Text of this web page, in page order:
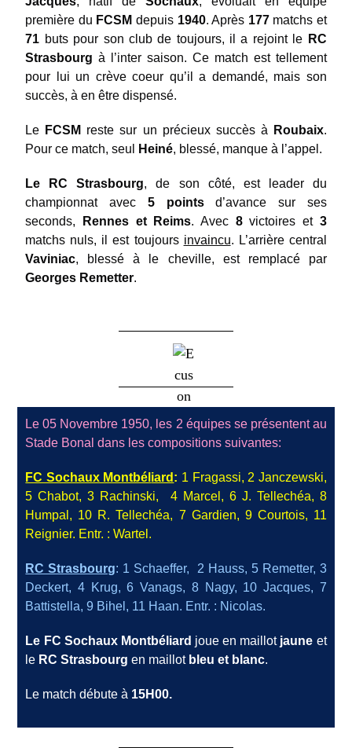
première du FCSM depuis 1940. Après 177matchs et
71 buts pour son club de toujours, il a rejoint le RC
Strasbourg à l’inter saison. Ce match est tellement
pour lui un crève coeur qu’il a demandé, mais son
succès, à en être dispensé.
Le FCSM reste sur un précieux succès à Roubaix.
Pour ce match, seul
Heiné, blessé, manque à l’appel.
Le RC Strasbourg, de son côté, est leader du
championnat avec 5 pointsd’avance sur ses
seconds,
Rennes et Reims. Avec 8victoires et 3
matchs nuls, il est toujours invaincu. L’arrière central
Vaviniac, blessé à le cheville, est remplacé par
Georges Remetter.
Le 05 Novembre 1950, les 2 équipes se présentent au
Stade Bonal dans les compositions suivantes:
FC Sochaux Montbél iard : 1 Fragassi, 2 Janczewski,
5 Chabot, 3 Rachinski, 4 Marcel, 6 J. Tellechéa, 8
Humpal, 10 R. Tellechéa, 7 Gardien, 9 Courtois, 11
Reignier. Entr. : Wartel.
RC Strasbourg: 1 Schaeffer, 2 Hauss, 5 Remetter, 3
Deckert,4 Krug, 6 Vanags, 8 Nagy, 10 Jacques, 7
Battistella, 9 Bihel, 11 Haan. Entr. : Nicolas.
Le FC Sochaux Montbéliard joue en maillotjaune et
le RC Strasbourgen maillot bleu et blanc.
Le match débute à 15H00.